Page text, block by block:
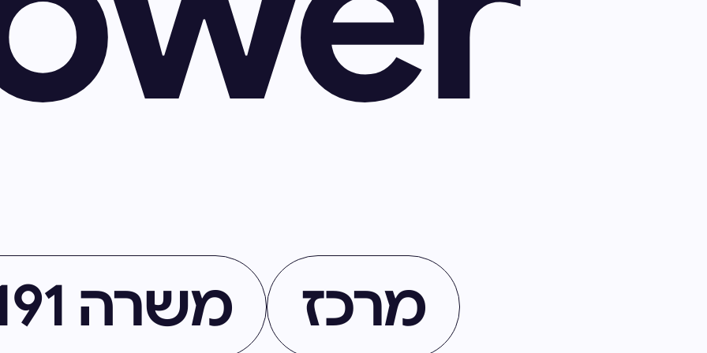
מרכז משרה 59191